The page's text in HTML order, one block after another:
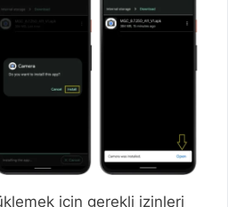
için gerekli izinleri